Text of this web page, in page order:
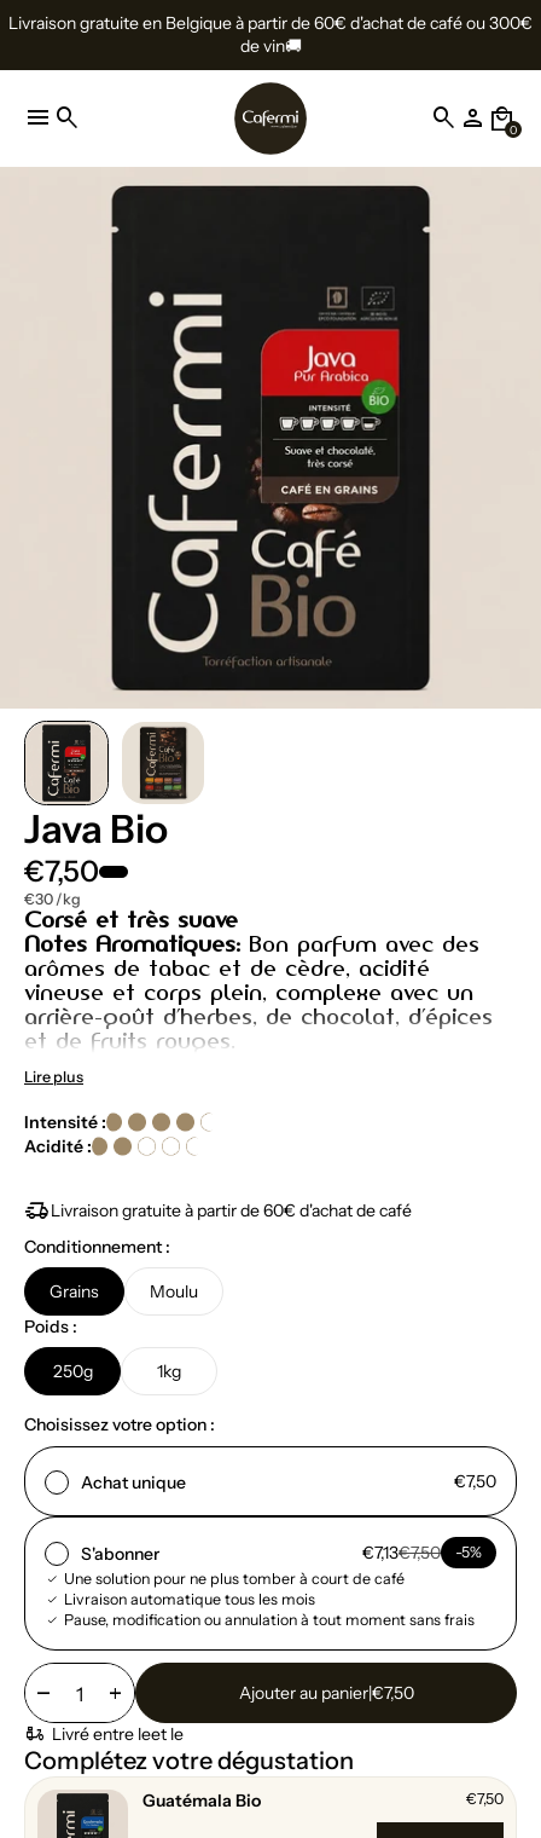
Livraison gratuite en Belgique à partir de 60€ d'achat de café ou 300€
de vin🚚
menu search search person local_mall
0
Java Bio
€7,50
€30 /kg
Corsé et très suave
Notes Aromatiques: Bon parfum avec des
arômes de tabac et de cèdre, acidité
vineuse et corps plein, complexe avec un
arrière-goût d’herbes, de chocolat, d’épices
et de fruits rouges.
Lire plus
Intensité :
Acidité :
delivery_truck_speedLivraison gratuite à partir de 60€ d'achat de café
Conditionnement :
Grains
Moulu
Poids :
250g 1kg
Choisissez votre option :
Achat unique €7,50
S'abonner €7,13€7,50
-5%
Une solution pour ne plus tomber à court de café
Livraison automatique tous les mois
Pause, modification ou annulation à tout moment sans frais
remove add Ajouter au panier|€7,50
moped_package Livré entre leet le
Complétez votre dégustation
Guatémala Bio €7,50